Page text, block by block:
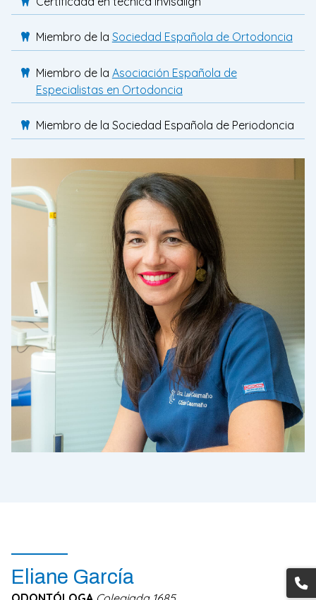
Miembro de la Sociedad Española de Ortodoncia
Miembro de la Asociación Española de
Especialistas en Ortodoncia
Miembro de la Sociedad Española de Periodoncia
Eliane García